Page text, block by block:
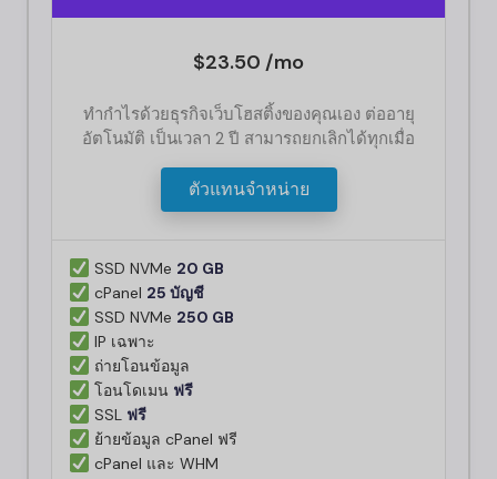
$23.50 /mo
ทำกำไรด้วยธุรกิจเว็บโฮสติ้งของคุณเอง ต่ออายุ
อัตโนมัติ เป็นเวลา 2 ปี สามารถยกเลิกได้ทุกเมื่อ
ตัวแทนจำหน่าย
SSD NVMe 20 GB
cPanel 25 บัญชี
SSD NVMe 250 GB
IP เฉพาะ
ถ่ายโอนข้อมูล
โอนโดเมน ฟรี
SSL ฟรี
ย้ายข้อมูล cPanel ฟรี
cPanel และ WHM